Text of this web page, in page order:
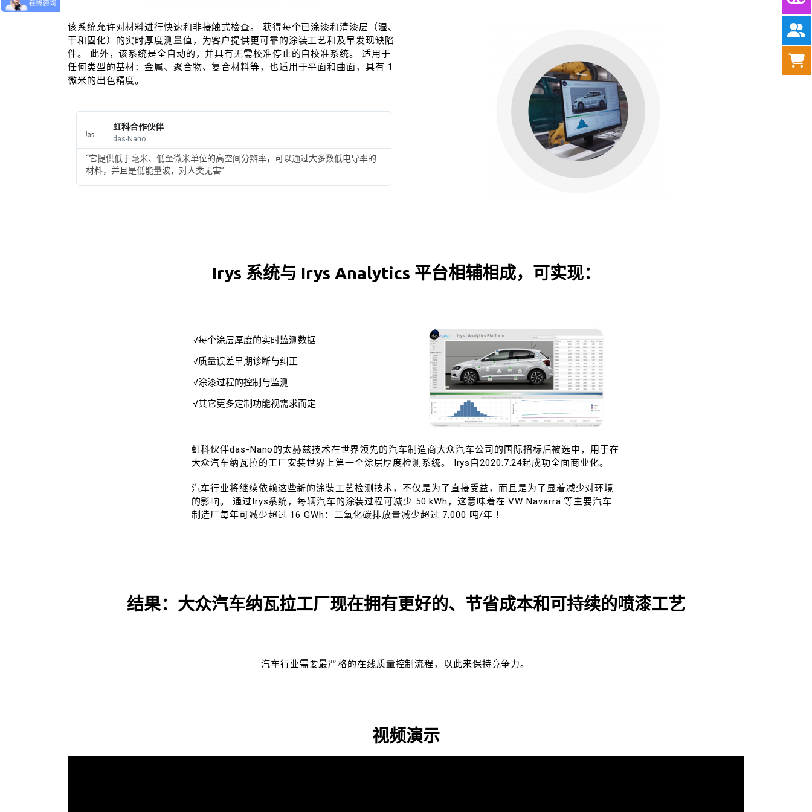
该系统允许对材料进行快速和非接触式检查。 获得每个已涂漆和清漆层（湿、
干和固化）的实时厚度测量值，为客户提供更可靠的涂装工艺和及早发现缺陷
件。 此外，该系统是全自动的，并具有无需校准停止的自校准系统。 适用于
任何类型的基材：金属、聚合物、复合材料等，也适用于平面和曲面，具有 1
微米的出色精度。
虹科合作伙伴
das-Nano
“它提供低于毫米、低至微米单位的高空间分辨率，可以通过大多数低电导率的
材料，并且是低能量波，对人类无害”
Irys 系统与 Irys Analytics 平台相辅相成，可实现：
√每个涂层厚度的实时监测数据
√质量误差早期诊断与纠正
√涂漆过程的控制与监测
√其它更多定制功能视需求而定
虹科伙伴das-Nano的太赫兹技术在世界领先的汽车制造商大众汽车公司的国际招标后被选中，用于在
大众汽车纳瓦拉的工厂安装世界上第一个涂层厚度检测系统。 Irys自2020.7.24起成功全面商业化。
汽车行业将继续依赖这些新的涂装工艺检测技术，不仅是为了直接受益，而且是为了显着减少对环境
的影响。 通过Irys系统，每辆汽车的涂装过程可减少 50 kWh，这意味着在 VW Navarra 等主要汽车
制造厂每年可减少超过 16 GWh：二氧化碳排放量减少超过 7,000 吨/年 ！
结果：大众汽车纳瓦拉工厂现在拥有更好的、节省成本和可持续的喷漆工艺
汽车行业需要最严格的在线质量控制流程，以此来保持竞争力。
视频演示